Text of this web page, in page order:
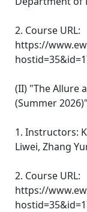
2. Course URL:
https://
(II) "The Allure
(Summer
1. Instructors:
Liwei, Zhang
2. Course URL:
https://